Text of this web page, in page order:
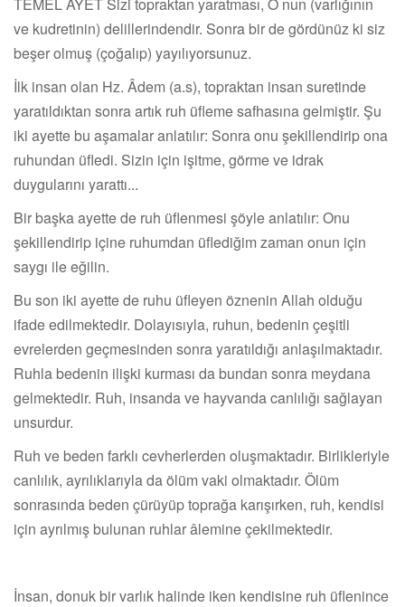
ve kudretinin) delillerindendir. Sonra bir de gördünüz ki siz
beşer olmuş (çoğalıp) yayılıyorsunuz.
İlk insan olan Hz. Âdem (a.s), topraktan insan suretinde
yaratıldıktan sonra artık ruh üfleme safhasına gelmiştir. Şu
iki ayette bu aşamalar anlatılır: Sonra onu şekillendirip ona
ruhundan üfledi. Sizin için işitme, görme ve idrak
duygularını yarattı...
Bir başka ayette de ruh üflenmesi şöyle anlatılır: Onu
şekillendirip içine ruhumdan üflediğim zaman onun için
saygı ile eğilin.
Bu son iki ayette de ruhu üfleyen öznenin Allah olduğu
ifade edilmektedir. Dolayısıyla, ruhun, bedenin çeşitli
evrelerden geçmesinden sonra yaratıldığı anlaşılmaktadır.
Ruhla bedenin ilişki kurması da bundan sonra meydana
gelmektedir. Ruh, insanda ve hayvanda canlılığı sağlayan
unsurdur.
Ruh ve beden farklı cevherlerden oluşmaktadır. Birlikleriyle
canlılık, ayrılıklarıyla da ölüm vaki olmaktadır. Ölüm
sonrasında beden çürüyüp toprağa karışırken, ruh, kendisi
için ayrılmış bulunan ruhlar âlemine çekilmektedir.
İnsan, donuk bir varlık halinde iken kendisine ruh üflenince